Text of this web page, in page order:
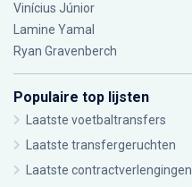
Vinícius Júnior
Lamine Yamal
Ryan Gravenberch
Populaire top lijsten
Laatste voetbaltransfers
Laatste transfergeruchten
Laatste contractverlengingen